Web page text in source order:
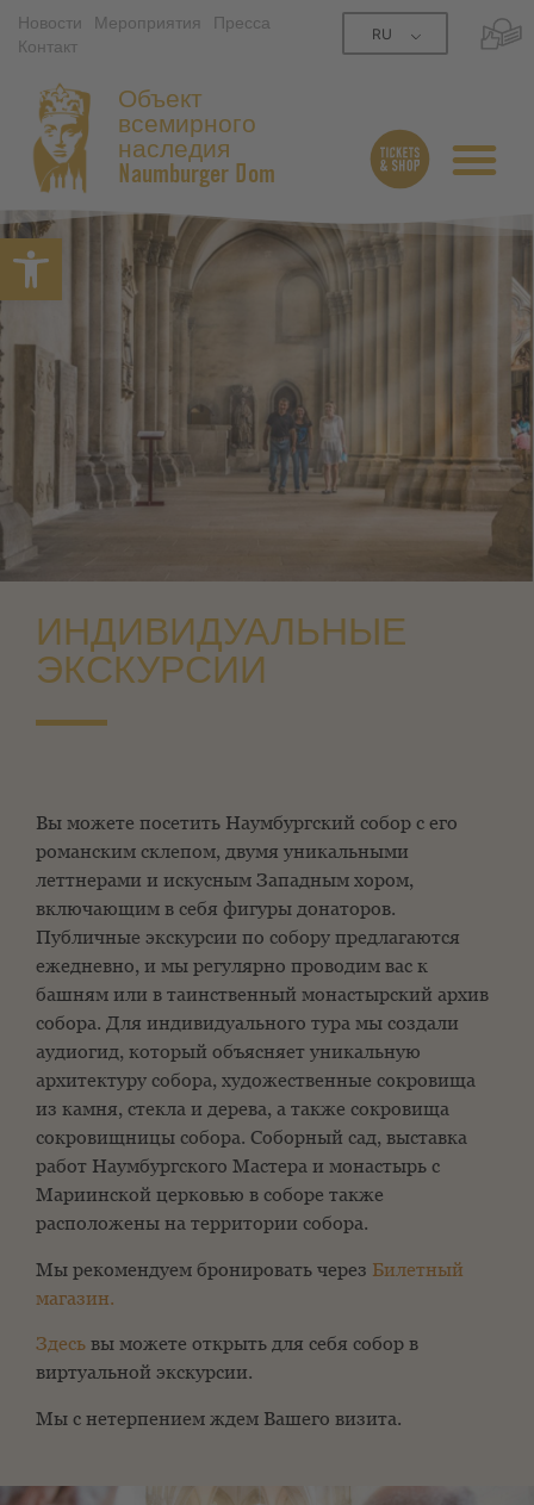
Открытая панель
Новости Мероприятия
Пресса
Контакт
RU
Объект
всемирного
наследия
Naumburger Dom
ИНДИВИДУАЛЬНЫЕ
ЭКСКУРСИИ
Вы можете посетить Наумбургский собор с его
романским склепом, двумя уникальными
леттнерами и искусным Западным хором,
включающим в себя фигуры донаторов.
Публичные экскурсии по собору предлагаются
ежедневно, и мы регулярно проводим вас к
башням или в таинственный монастырский архив
собора. Для индивидуального тура мы создали
аудиогид, который объясняет уникальную
архитектуру собора, художественные сокровища
из камня, стекла и дерева, а также сокровища
сокровищницы собора. Соборный сад, выставка
работ Наумбургского Мастера и монастырь с
Мариинской церковью в соборе также
расположены на территории собора.
Мы рекомендуем бронировать через Билетный
магазин.
Здесь вы можете открыть для себя собор в
виртуальной экскурсии.
Мы с нетерпением ждем Вашего визита.